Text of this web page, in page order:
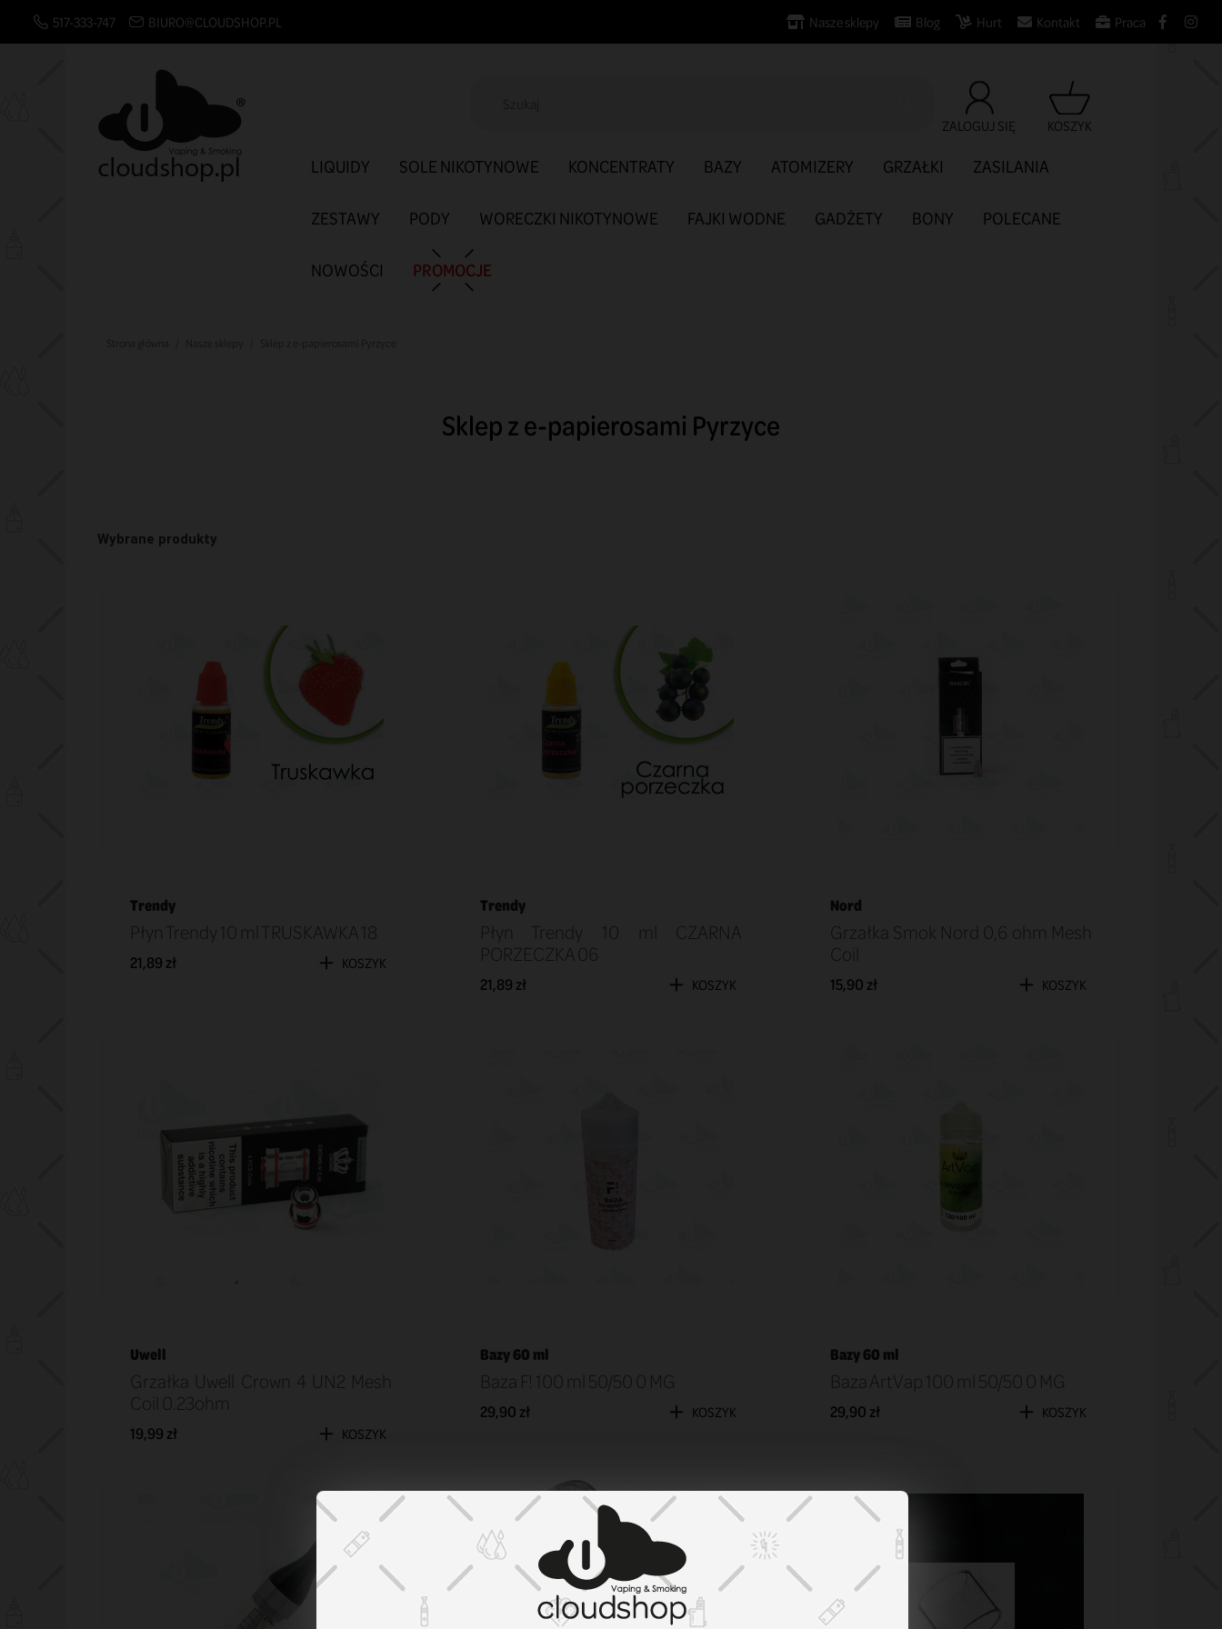
517-333-747 BIURO@CLOUDSHOP.PL Nasze sklepy Blog Hurt Kontakt Praca
ZALOGUJ SIĘ KOSZYK
LIQUIDY SOLE NIKOTYNOWE KONCENTRATY BAZY ATOMIZERY GRZAŁKI ZASILANIA
ZESTAWY PODY WORECZKI NIKOTYNOWE FAJKI WODNE GADŻETY BONY POLECANE
NOWOŚCI PROMOCJE
Sklep z e-papierosami Pyrzyce
Wybrane produkty
Trendy
Płyn Trendy 10 ml TRUSKAWKA 18
21,89 zł KOSZYK
Trendy
Płyn Trendy 10 ml CZARNA
PORZECZKA 06
21,89 zł KOSZYK
Nord
Grzałka Smok Nord 0,6 ohm Mesh
Coil
15,90 zł KOSZYK
Uwell
Grzałka Uwell Crown 4 UN2 Mesh
Coil 0.23ohm
19,99 zł KOSZYK
Bazy 60 ml
Baza F! 100 ml 50/50 0 MG
29,90 zł KOSZYK
Bazy 60 ml
Baza ArtVap 100 ml 50/50 0 MG
29,90 zł KOSZYK